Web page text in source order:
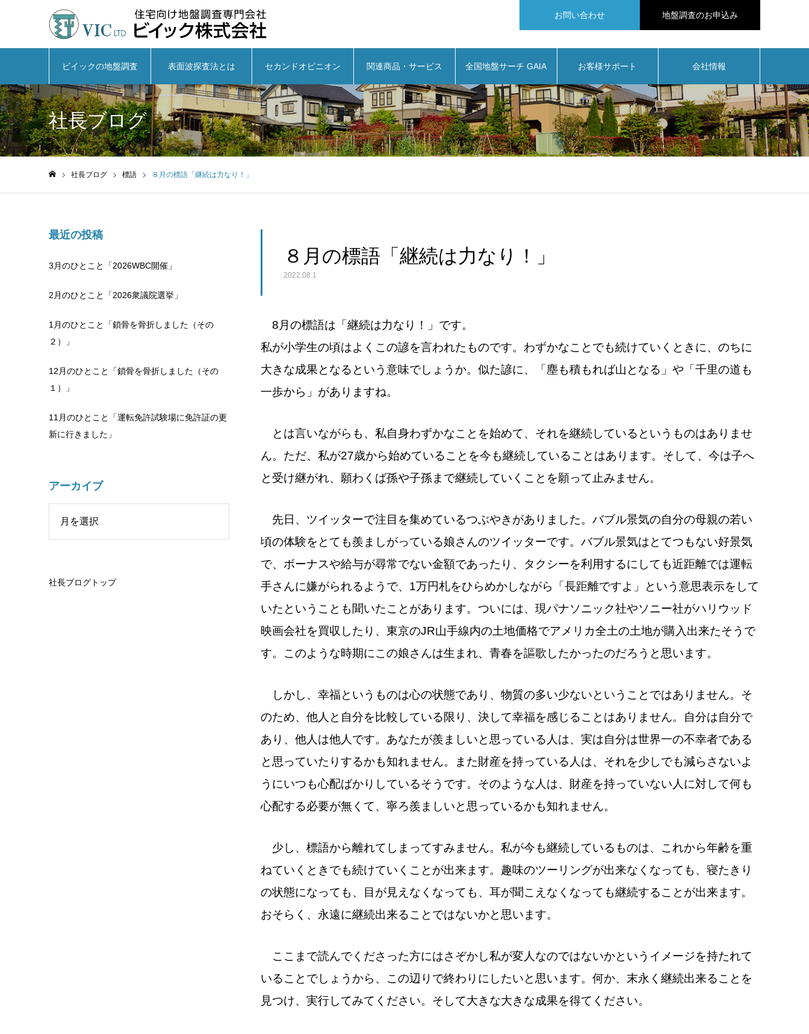
お問い合わせ 地盤調査のお申込み
ビイックの地盤調査 表面波探査法とは セカンドオピニオン 関連商品・サービス 全国地盤サーチ GAIA お客様サポート 会社情報
社長ブログ
社長ブログ 標語 ８月の標語「継続は力なり！」
８月の標語「継続は力なり！」
2022.08.1
8月の標語は「継続は力なり！」です。
私が小学生の頃はよくこの諺を言われたものです。 わずかなことでも続けていくときに、のちに
大きな成果となるという意味でしょうか。 似た諺に、「塵も積もれば山となる」や「千里の道も
一歩から」がありますね。
とは言いながらも、私自身わずかなことを始めて、それを継続しているというものはありませ
ん。 ただ、私が27歳から始めていることを今も継続していることはあります。 そして、今は子へ
と受け継がれ、願わくば孫や子孫まで継続していくことを願って止みません。
先日、ツイッターで注目を集めているつぶやきがありました。 バブル景気の自分の母親の若い
頃の体験をとても羨ましがっている娘さんのツイッターです。 バブル景気はとてつもない好景気
で、ボーナスや給与が尋常でない金額であったり、タクシーを利用するにしても近距離では運転
手さんに嫌がられるようで、 1万円札をひらめかしながら「長距離ですよ」という意思表示をして
いたということも聞いたことがあります。 ついには、現パナソニック社やソニー社がハリウッド
映画会社を買収したり、東京のJR山手線内の土地価格でアメリカ全土の土地が購入出来たそうで
す。 このような時期にこの娘さんは生まれ、青春を謳歌したかったのだろうと思います。
しかし、幸福というものは心の状態であり、物質の多い少ないということではありません。 そ
のため、他人と自分を比較している限り、決して幸福を感じることはありません。 自分は自分で
あり、他人は他人です。 あなたが羨ましいと思っている人は、実は自分は世界一の不幸者である
と思っていたりするかも知れません。
また財産を持っている人は、それを少しでも減らさないよ
うにいつも心配ばかりしているそうです。 そのような人は、財産を持っていない人に対して何も
心配する必要が無くて、寧ろ羨ましいと思っているかも知れません。
少し、標語から離れてしまってすみません。 私が今も継続しているものは、これから年齢を重
ねていくときでも続けていくことが出来ます。 趣味のツーリングが出来なくなっても、寝たきり
の状態になっても、目が見えなくなっても、耳が聞こえなくなっても継続することが出来ます。
おそらく、永遠に継続出来ることではないかと思います。
ここまで読んでくださった方にはさぞかし私が変人なのではないかというイメージを持たれて
いることでしょうから、この辺りで終わりにしたいと思います。 何か、末永く継続出来ることを
見つけ、実行してみてください。 そして大きな大きな成果を得てください。
最近の投稿
3月のひとこと「2026WBC開催」
2月のひとこと「2026衆議院選挙」
1月のひとこと「鎖骨を骨折しました（その
２）」
12月のひとこと「鎖骨を骨折しました（その
１）」
11月のひとこと「運転免許試験場に免許証の更
新に行きました」
アーカイブ
社長ブログトップ